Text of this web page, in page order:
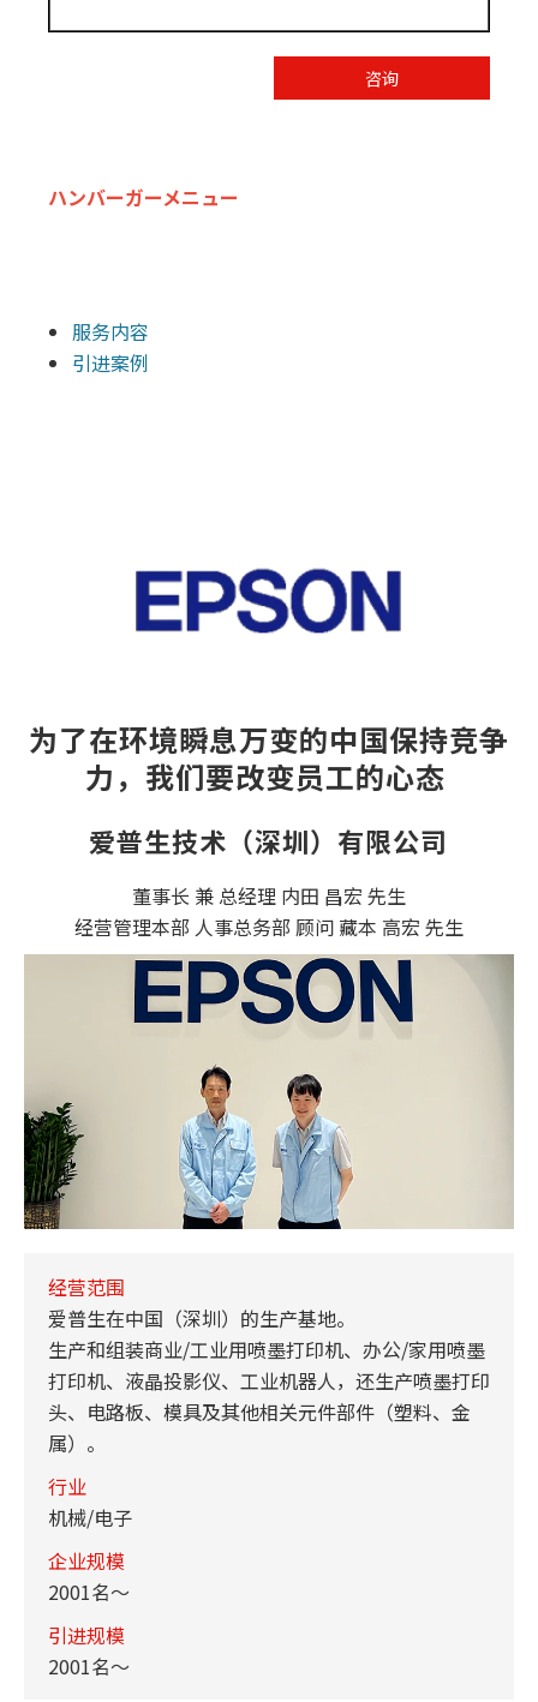
咨询
ハンバーガーメニュー
服务内容
引进案例
为了在环境瞬息万变的中国保持竞争
力， 我们要改变员工的心态
爱普生技术（深圳）有限公司
董事长 兼 总经理 内田 昌宏 先生
经营管理本部 人事总务部 顾问 藏本 高宏 先生
经营范围
爱普生在中国（深圳）的生产基地。
生产和组装商业/工业用喷墨打印机、办公/家用喷墨
打印机、液晶投影仪、工业机器人，还生产喷墨打印
头、电路板、模具及其他相关元件部件（塑料、金
属）。
行业
机械/电子
企业规模
2001名～
引进规模
2001名～